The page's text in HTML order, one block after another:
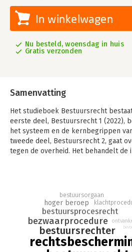
In winkelwagen
Nu besteld, woensdag in huis
Gratis verzonden
Samenvatting
Het studieboek Bestuursrecht
eerste deel, Bestuursrecht 1 (2022),
het systeem en de kernbegrippen
tweede deel, Bestuursrecht 2, gaat
tegen de overheid. Het behandelt de
rechtsbescherming die de
klachtprocedures. Beide delen
gebruikt; tezamen vormen ze een
algemene bestuursrecht.
Nieuw in deze druk
In deze achtste druk van
bestuursrechter
bezwaarprocedure
bestuursprocesrecht
hoger beroep
bestuursorgaan